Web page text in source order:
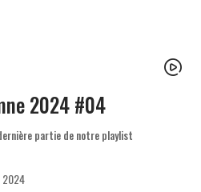
2024 #04
partie de notre playlist
2024